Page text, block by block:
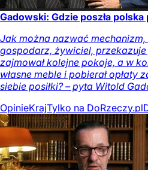
Gadowski: Gdzie poszła
Jak można nazwać
gospodarz, żywiciel,
zajmował kolejne pokoje, a w
własne meble i pobierał
siebie posiłki? – pyta Witold
OpinieKrajTylko na DoRzeczy.pl